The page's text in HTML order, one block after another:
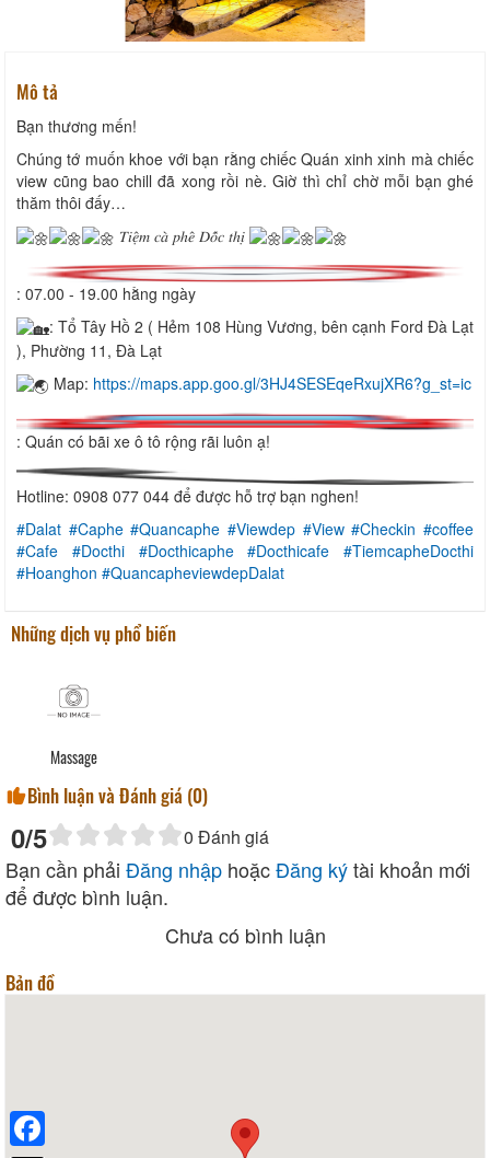
Mô tả
Bạn thương mến!
Chúng tớ muốn khoe với bạn rằng chiếc Quán xinh xinh mà chiếc
view cũng bao chill đã xong rồi nè. Giờ thì chỉ chờ mỗi bạn ghé
thăm thôi đấy…
𝑇𝑖𝑒̣̂𝑚 𝑐𝑎̀ 𝑝ℎ𝑒̂ 𝐷𝑜̂́𝑐 𝑡ℎ𝑖̣
: 07.00 - 19.00 hằng ngày
: Tổ Tây Hồ 2 ( Hẻm 108 Hùng Vương, bên cạnh Ford Đà Lạt
), Phường 11, Đà Lạt
Map: https://maps.app.goo.gl/3HJ4SESEqeRxujXR6?g_st=ic
: Quán có bãi xe ô tô rộng rãi luôn ạ!
Hotline: 0908 077 044 để được hỗ trợ bạn nghen!
#Dalat #Caphe #Quancaphe #Viewdep #View #Checkin #coffee
#Cafe
#Docthi #Docthicaphe #Docthicafe
#TiemcapheDocthi
#Hoanghon #QuancapheviewdepDalat
Những dịch vụ phổ biến
Massage
Bình luận và Đánh giá (0)
0/5 0 Đánh giá
Bạn cần phải Đăng nhập hoặcĐăng kýtài khoản mới
để được bình luận.
Chưa có bình luận
Bản đồ